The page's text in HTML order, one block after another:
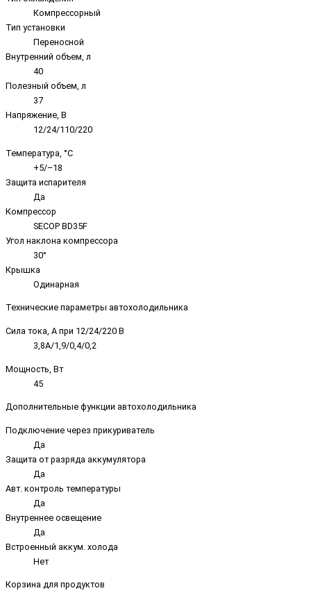
Компрессорный
Тип установки
Переносной
Внутренний объем, л
40
Полезный объем, л
37
Напряжение, В
12/24/110/220
Температура, °C
+5/–18
Защита испарителя
Да
Компрессор
SECOP BD35F
Угол наклона компрессора
30°
Крышка
Одинарная
Технические параметры автохолодильника
Сила тока, А при 12/24/220 В
3,8A/1,9/0,4/0,2
Мощность, Вт
45
Дополнительные функции автохолодильника
Подключение через прикуриватель
Да
Защита от разряда аккумулятора
Да
Авт. контроль температуры
Да
Внутреннее освещение
Да
Встроенный аккум. холода
Нет
Корзина для продуктов